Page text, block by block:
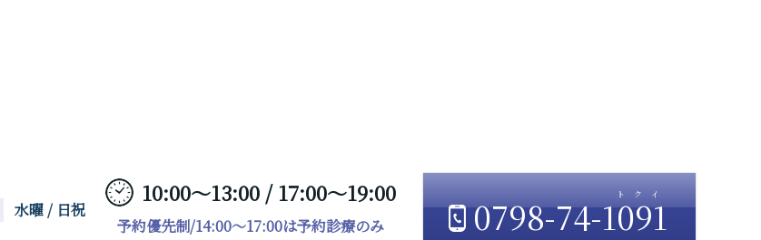
水曜 / 日祝
10:00～13:00 / 17:00～19:00
予約優先制/14:00～17:00は予約診療のみ 0798-74-1091